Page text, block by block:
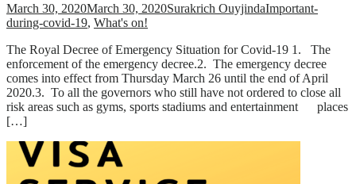
March 30, 2020March 30, 2020Surakrich OuyjindaImportant-
during-covid-19, What's on!
The Royal Decree of Emergency Situation for Covid-19 1. The
enforcement of the emergency decree.2. The emergency decree
comes into effect from Thursday March 26 until the end of April
2020.3. To all the governors who still have not ordered to close all
risk areas such as gyms, sports stadiums and entertainment places
[…]